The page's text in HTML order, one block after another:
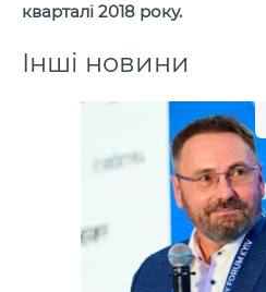
кварталі 2018 року.
Інші новини